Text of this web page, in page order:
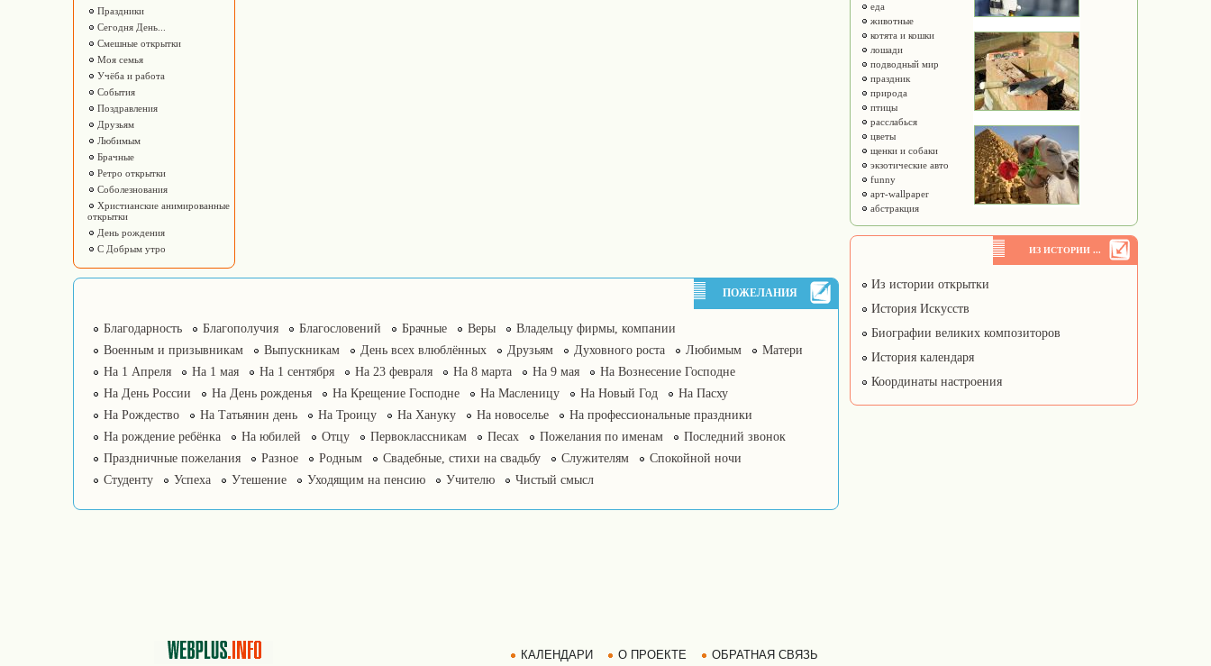
Праздники
Сегодня День...
Смешные открытки
Моя семья
Учёба и работа
События
Поздравления
Друзьям
Любимым
Брачные
Ретро открытки
Соболезнования
Христианские анимированные
открытки
День рождения
С Добрым утро
ПОЖЕЛАНИЯ
Благодарность Благополучия Благословений Брачные Веры
Владельцу фирмы, компании
Военным и призывникам
Выпускникам День всех влюблённых Друзьям Духовного роста Любимым
Матери
На 1 Апреля
На 1 мая На 1 сентября На 23 февраля На 8 марта На 9 мая
На Вознесение Господне
На День России
На День рожденья На Крещение Господне На Масленицу На Новый Год
На Пасху
На Рождество
На Татьянин день На Троицу На Хануку На новоселье
На профессиональные праздники
На рождение ребёнка
На юбилей Отцу Первоклассникам Песах Пожелания по именам
Последний звонок
Праздничные пожелания
Разное Родным Свадебные, стихи на свадьбу Служителям
Спокойной ночи
Студенту
Успеха Утешение Уходящим на пенсию Учителю Чистый смысл
еда
животные
котята и кошки
лошади
подводный мир
праздник
природа
птицы
расслабься
цветы
щенки и собаки
экзотические авто
funny
арт-wallpaper
абстракция
ИЗ ИСТОРИИ ...
Из истории открытки
История Искусств
Биографии великих композиторов
История календаря
Координаты настроения
КАЛЕНДАРИ О ПРОЕКТЕ ОБРАТНАЯ СВЯЗЬ